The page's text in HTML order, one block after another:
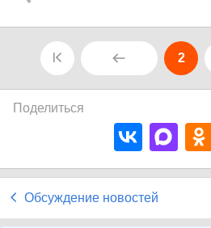
2
Поделиться
Обсуждение новостей